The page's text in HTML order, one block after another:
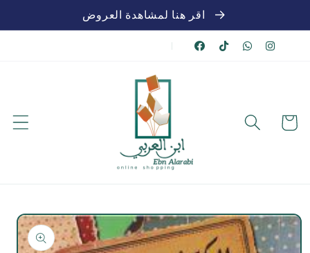
|
عربة
الشراء
تخطي
لمعلومات
المنتج